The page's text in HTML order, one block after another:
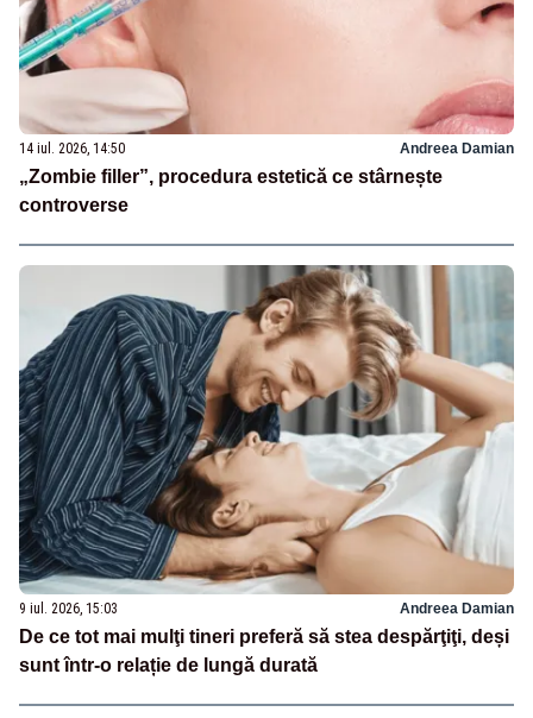
14 iul. 2026, 14:50 Andreea Damian
„Zombie filler”, procedura estetică ce stârnește
controverse
9 iul. 2026, 15:03 Andreea Damian
De ce tot mai mulţi tineri preferă să stea despărţiţi, deși
sunt într-o relație de lungă durată